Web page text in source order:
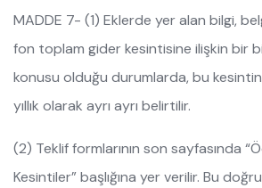
MADDE 7- (1) Eklerde yer alan bilgi,
fon toplam gider kesintisine ilişkin bir
konusu olduğu durumlarda, bu
yıllık olarak ayrı ayrı belirtilir.
(2) Teklif formlarının son sayfasında
Kesintiler” başlığına yer verilir. Bu